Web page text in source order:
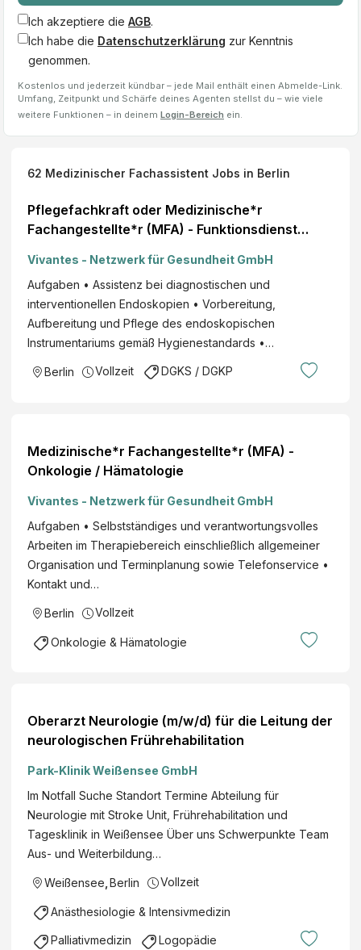
Ich akzeptiere die AGB.
Ich habe die Datenschutzerklärung zur Kenntnis
genommen.
Kostenlos und jederzeit kündbar – jede Mail enthält einen Abmelde-Link.
Umfang, Zeitpunkt und Schärfe deines Agenten stellst du – wie viele
weitere Funktionen – in deinem Login-Bereich ein.
62 Medizinischer Fachassistent Jobs in Berlin
Pflegefachkraft oder Medizinische*r
Fachangestellte*r (MFA) - Funktionsdienst
Vivantes - Netzwerk für Gesundheit GmbH
Aufgaben • Assistenz bei diagnostischen und
interventionellen Endoskopien • Vorbereitung,
Aufbereitung und Pflege des endoskopischen
Instrumentariums gemäß Hygienestandards •…
Berlin Vollzeit DGKS / DGKP
Medizinische*r Fachangestellte*r (MFA) -
Onkologie / Hämatologie
Vivantes - Netzwerk für Gesundheit GmbH
Aufgaben • Selbstständiges und verantwortungsvolles
Arbeiten im Therapiebereich einschließlich allgemeiner
Organisation und Terminplanung sowie Telefonservice •
Kontakt und…
Berlin Vollzeit
Onkologie & Hämatologie
Oberarzt Neurologie (m/w/d) für die Leitung der
neurologischen Frührehabilitation
Park-Klinik Weißensee GmbH
Im Notfall Suche Standort Termine Abteilung für
Neurologie mit Stroke Unit, Frührehabilitation und
Tagesklinik in Weißensee Über uns Schwerpunkte Team
Aus- und Weiterbildung…
Weißensee Berlin Vollzeit
Anästhesiologie & Intensivmedizin
Palliativmedizin Logopädie